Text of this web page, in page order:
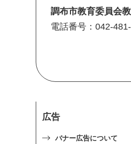
調布市教育委員会
電話番号：042-
広告
バナー広告について